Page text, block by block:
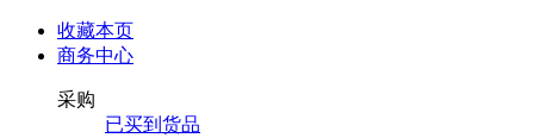
收藏本页
商务中心
采购
已买到货品